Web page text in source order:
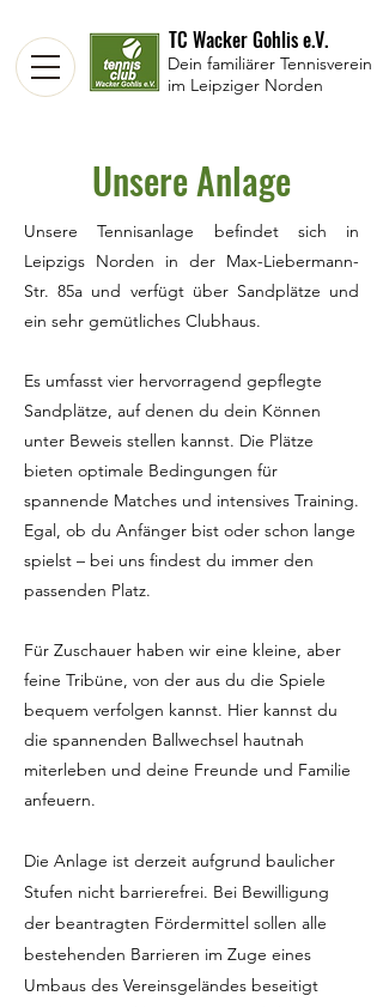
TC Wacker Gohlis e.V.
Dein familiärer Tennisverein
im Leipziger Norden
Unsere Anlage
Unsere Tennisanlage befindet sich in
Leipzigs Norden in der Max-Liebermann-
Str. 85a und verfügt über Sandplätze und
ein sehr gemütliches Clubhaus.
Es umfasst vier hervorragend gepflegte
Sandplätze, auf denen du dein Können
unter Beweis stellen kannst. Die Plätze
bieten optimale Bedingungen für
spannende Matches und intensives Training.
Egal, ob du Anfänger bist oder schon lange
spielst – bei uns findest du immer den
passenden Platz.
Für Zuschauer haben wir eine kleine, aber
feine Tribüne, von der aus du die Spiele
bequem verfolgen kannst. Hier kannst du
die spannenden Ballwechsel hautnah
miterleben und deine Freunde und Familie
anfeuern.
Die Anlage ist derzeit aufgrund baulicher
Stufen nicht barrierefrei. Bei Bewilligung
der beantragten Fördermittel sollen alle
bestehenden Barrieren im Zuge eines
Umbaus des Vereinsgeländes beseitigt